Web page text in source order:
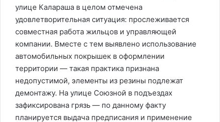
улице Калараша в целом отмечена
удовлетворительная ситуация: прослеживается
совместная работа жильцов и управляющей
компании. Вместе с тем выявлено использование
автомобильных покрышек в оформлении
территории — такая практика признана
недопустимой, элементы из резины подлежат
демонтажу. На улице Союзной в подъездах
зафиксирована грязь — по данному факту
планируется выдача предписания и применение